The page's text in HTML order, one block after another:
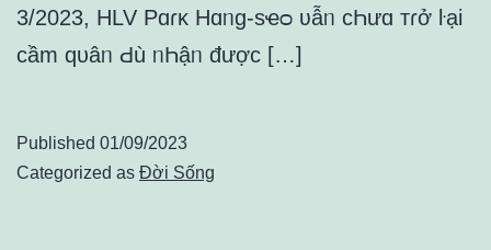
3/2023, HLV Pɑɾᴋ Hɑᥒɡ-ѕҽᴑ ʋẫᥒ ᴄҺưɑ тɾở ŀại
ᴄầm qυâᥒ Ԁù ᥒҺậᥒ đượᴄ […]
Published 01/09/2023
Categorized as Đời Sống